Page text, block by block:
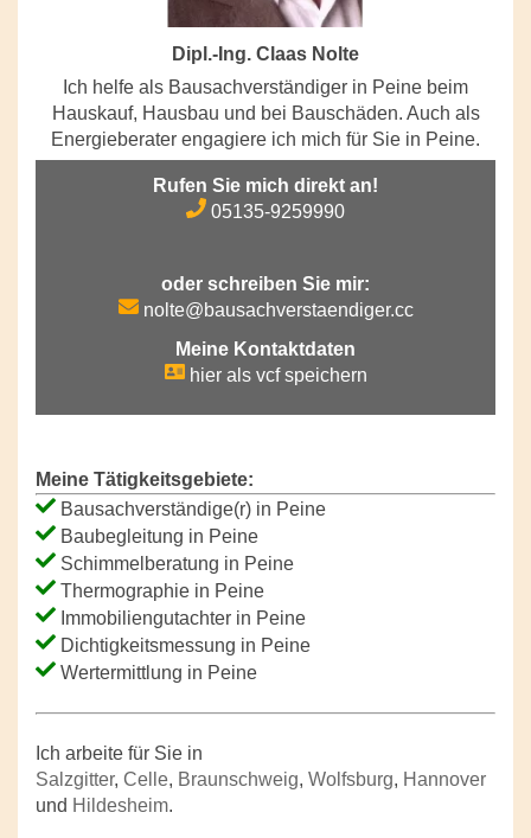
Dipl.-Ing. Claas Nolte
Ich helfe als Bausachverständiger in Peine beim
Hauskauf, Hausbau und bei Bauschäden. Auch als
Energieberater engagiere ich mich für Sie in Peine.
Rufen Sie mich direkt an!
05135-9259990
oder schreiben Sie mir:
nolte@bausachverstaendiger.cc
Meine Kontaktdaten
hier als vcf speichern
Meine Tätigkeitsgebiete:
Bausachverständige(r) in Peine
Baubegleitung in Peine
Schimmelberatung in Peine
Thermographie in Peine
Immobiliengutachter in Peine
Dichtigkeitsmessung in Peine
Wertermittlung in Peine
Ich arbeite für Sie in
Salzgitter, Celle, Braunschweig, Wolfsburg, Hannover
und Hildesheim.